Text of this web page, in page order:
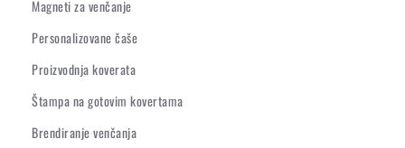
Magneti za venčanje
Personalizovane čaše
Proizvodnja koverata
Štampa na gotovim kovertama
Brendiranje venčanja